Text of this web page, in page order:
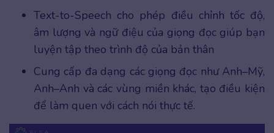
Text-to-Speech cho phép điều chỉnh tốc độ,
âm lượng và ngữ điệu của giọng đọc giúp bạn
luyện tập theo trình độ của bản thân
Cung cấp đa dạng các giọng đọc như Anh–Mỹ,
Anh–Anh và các vùng miền khác, tạo điều kiện
để làm quen với cách nói thực tế.